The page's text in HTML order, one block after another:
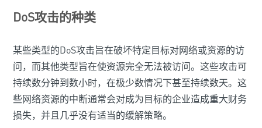
DoS攻击的种类
某些类型的DoS攻击旨在破坏特定目标对网络或资源的访
问，而其他类型旨在使资源完全无法被访问。这些攻击可
持续数分钟到数小时，在极少数情况下甚至持续数天。这
些网络资源的中断通常会对成为目标的企业造成重大财务
损失，并且几乎没有适当的缓解策略。